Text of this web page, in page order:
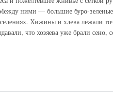
ними — большие буро-зеленые
Хижины и хлева лежали
что хозяева уже брали сено,